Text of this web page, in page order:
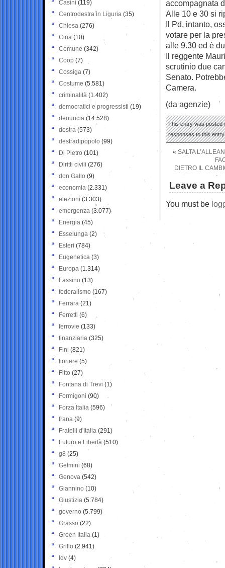
accompagnata
Alle 10 e 30 si
Il Pd, intanto,
votare per la
alle 9.30 ed è
Il reggente
scrutinio due
Senato.
Camera.
(da agenzie)
This entry was posted
responses to this
« SALTA
DIETRO IL
Leave a
You must be
Casini (119)
Centrodestra in Liguria (35)
Chiesa (276)
Cina (10)
Comune (342)
Coop (7)
Cossiga (7)
Costume (5.581)
criminalità (1.402)
democratici e progressisti (19)
denuncia (14.528)
destra (573)
destradipopolo (99)
Di Pietro (101)
Diritti civili (276)
don Gallo (9)
economia (2.331)
elezioni (3.303)
emergenza (3.077)
Energia (45)
Esselunga (2)
Esteri (784)
Eugenetica (3)
Europa (1.314)
Fassino (13)
federalismo (167)
Ferrara (21)
Ferretti (6)
ferrovie (133)
finanziaria (325)
Fini (821)
fioriere (5)
Fitto (27)
Fontana di Trevi (1)
Formigoni (90)
Forza Italia (596)
frana (9)
Fratelli d'Italia (291)
Futuro e Libertà (510)
g8 (25)
Gelmini (68)
Genova (542)
Giannino (10)
Giustizia (5.784)
governo (5.799)
Grasso (22)
Green Italia (1)
Grillo (2.941)
Idv (4)